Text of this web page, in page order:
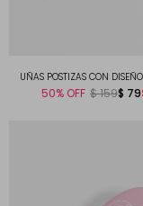
UÑAS POSTIZAS CON
ALMENDRADAS
50 $ 79
$159